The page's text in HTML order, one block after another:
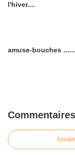
l'hiver....
amuse-bouches
Commentaires